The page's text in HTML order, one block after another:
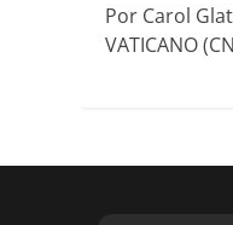
Por Carol
VATICANO